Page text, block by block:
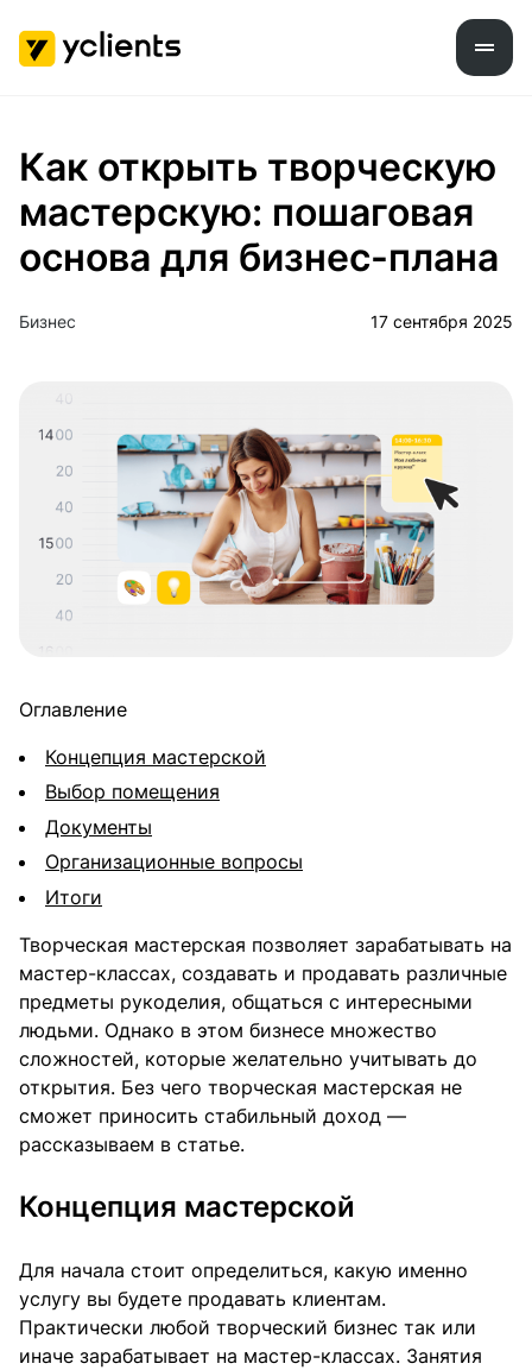
Как открыть творческую
мастерскую: пошаговая
основа для бизнес-плана
Бизнес 17 сентября 2025
Оглавление
Концепция мастерской
Выбор помещения
Документы
Организационные вопросы
Итоги
Творческая мастерская позволяет зарабатывать на
мастер-классах, создавать и продавать различные
предметы рукоделия, общаться с интересными
людьми. Однако в этом бизнесе множество
сложностей, которые желательно учитывать до
открытия. Без чего творческая мастерская не
сможет приносить стабильный доход —
рассказываем в статье.
Концепция мастерской
Для начала стоит определиться, какую именно
услугу вы будете продавать клиентам.
Практически любой творческий бизнес так или
иначе зарабатывает на мастер-классах. Занятия